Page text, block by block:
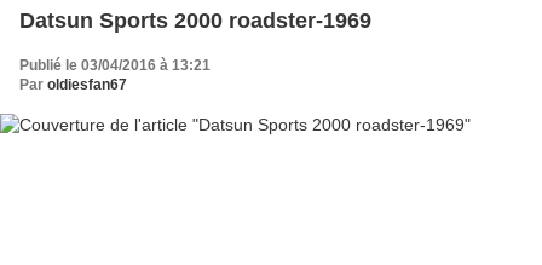
Datsun Sports 2000 roadster-1969
Publié le 03/04/2016 à 13:21
Par oldiesfan67